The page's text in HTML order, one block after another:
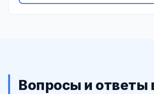
Вопросы и ответы